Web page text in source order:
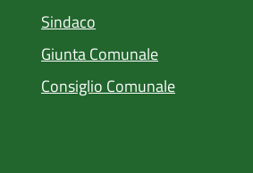
Sindaco
Giunta Comunale
Consiglio Comunale